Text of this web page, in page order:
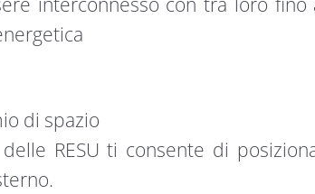
di spazio
RESU ti consente di